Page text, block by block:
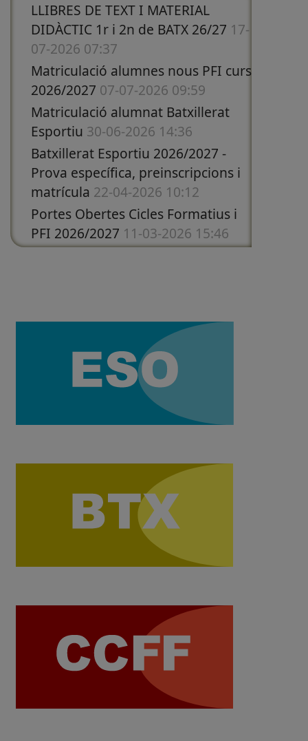
LLIBRES DE TEXT I MATERIAL
DIDÀCTIC 1r i 2n de BATX 26/27 17-
07-2026 07:37
Matriculació alumnes nous PFI curs
2026/2027 07-07-2026 09:59
Matriculació alumnat Batxillerat
Esportiu 30-06-2026 14:36
Batxillerat Esportiu 2026/2027 -
Prova específica, preinscripcions i
matrícula 22-04-2026 10:12
Portes Obertes Cicles Formatius i
PFI 2026/2027 11-03-2026 15:46
Candidats seleccionats Erasmus+
Estiu 2026 - Grau Mitjà 22-02-2026
Recaptació per La Marató de 3Cat
Convocatòria entrevistes alumnat
15-01-2026 15:59
Erasmus+ Reunió informativa amb
les famílies 15-12-2025 16:24
Activitats extraescolars de l'institut
15:22
Calendari escolar 2025/2026
2025 14:43